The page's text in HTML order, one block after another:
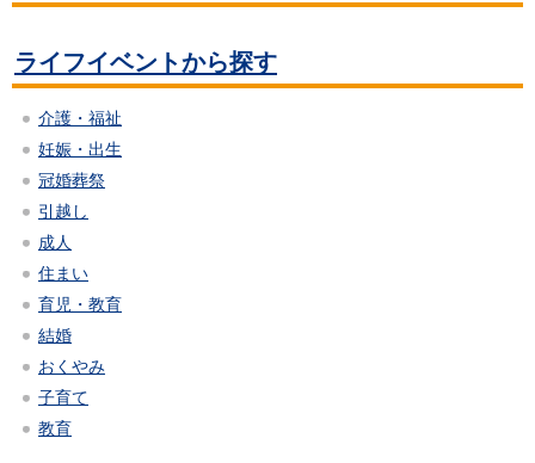
ライフイベントから探す
介護・福祉
妊娠・出生
冠婚葬祭
引越し
成人
住まい
育児・教育
結婚
おくやみ
子育て
教育